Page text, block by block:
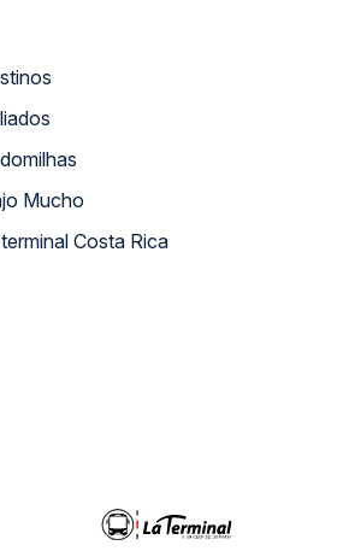
Mucho
La terminal Costa Rica